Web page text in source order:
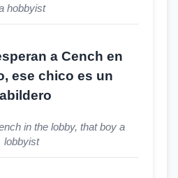
hobbyist
a Cench en
ese chico es un
in the lobby, that boy a
lobbyist